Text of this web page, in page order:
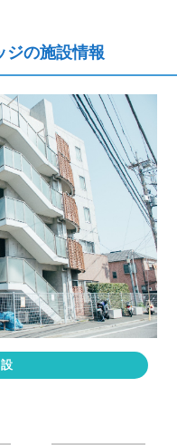
ジの施設情報